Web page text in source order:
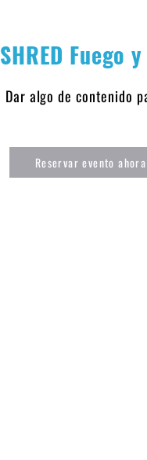
SHRED Fuego
Dar algo de contenido
Reservar evento ahora